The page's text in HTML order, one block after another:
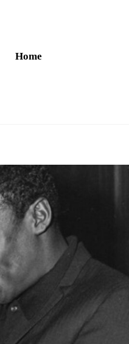
Home